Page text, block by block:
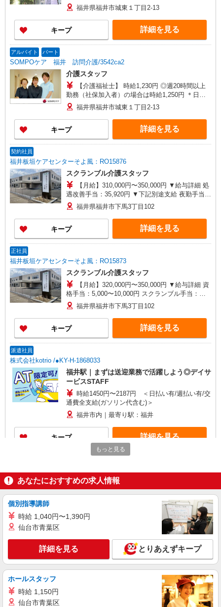
270万円〜 【初任者研修】 月給：191,000円 年収
例：265万円〜 ※職務手当、働きがい向上手当、
日祝手当（月平均2回分）等、毎月平均的に支払わ
れる手当を含みます。 ※介護福祉士のみ、特別職
務手当も含む ◎残業時は別途時間外手当支給（超
福井県福井市城東１丁目2-13
キープ 詳細を見る
アルバイト パート
SOMPOケア 福井 訪問介護/3542ca2
介護スタッフ
【介護福祉士】 時給1,230円 ◎週20時間以上
勤務（社保加入者）の場合は時給1,250円 ＊日曜
祝日：時給1,530円〜 【実務者研修・初任者研修
（ヘルパー1級・2級）】 時給1,150円 ◎週20時間
以上勤務（社保加入者）の場合は時給1,170円〜
＊日曜祝日：時給1,450円〜 ◎身体介助、生活援
助が同時給
福井県福井市城東１丁目2-13
キープ 詳細を見る
契約社員
福井板垣ケアセンターそよ風：RO15876
スクランブル介護スタッフ
【月給】310,000円〜350,000円 ▼給与詳細 処
遇改善手当：35,920円 ▼下記別途支給 夜勤手当：
6,000円（1回） 準夜勤手当：3,500円（1回） 通勤
手当 年末年始手当：380円/時 寸志あり：年2回（6
月・12月） ※業績による 特別報酬：平均34.1万円
（最高額135万円） ※2025年6月支給実績 ※処遇
改善手当は試用期間中(3ヶ月)は支給なし
福井県福井市下馬3丁目102
キープ 詳細を見る
正社員
福井板垣ケアセンターそよ風：RO15873
スクランブル介護スタッフ
【月給】320,000円〜350,000円 ▼給与詳細 資
格手当：5,000〜10,000円 スクランブル手当：
10,000円 処遇改善手当：35,920円 住宅手当：規定
あり 精勤手当：8,000円 調整手当：0〜100,000円
▼下記別途支給 夜勤手当：6,000円（1回分） 通勤
手当 年末年始手当：380円/時 賞与年2回（6月・
12月） 昇給年1回（4月） 特別報酬：平均34.1万
遇改善手当は試用期間中(3ヶ月)は支給なし
福井県福井市下馬3丁目102
キープ 詳細を見る
派遣社員
株式会社kotrio /●KY-H-1868033
福井駅｜まずは送迎業務で活躍しよう◎デイサ
ービスSTAFF
時給1450円〜2187円 ＜日払い有/週払い有/交
通費全支給(ガソリン代含む)＞
福井市内｜最寄り駅：福井
キープ 詳細を見る
越前花堂駅｜小さなグループホームで家事や生
活のサポート！
時給1550円〜2187円 ＜日払い有/週払い有/交
福井市内 最寄り駅：越前花堂
キープ 詳細を見る
株式会社kotrio /●KY-H-2013092
越前花堂駅＊少人数グルホで利用者さんと家事
もっと見る
あなたにおすすめの求人情報
個別指導講師
時給 1,040円〜1,390円
仙台市青葉区
詳細を見る とりあえずキープ
ホールスタッフ
時給 1,150円
仙台市青葉区